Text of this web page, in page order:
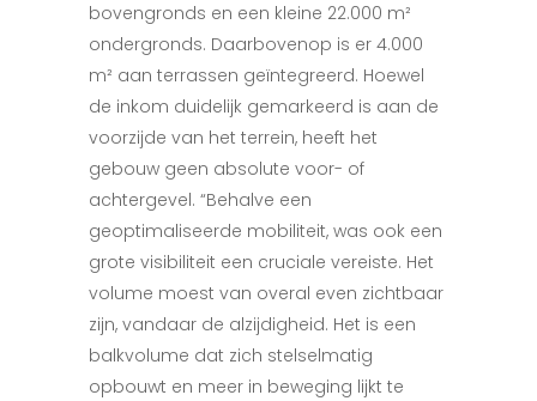
bovengronds en een kleine 22.000 m²
ondergronds. Daarbovenop is er 4.000
m² aan terrassen geïntegreerd. Hoewel
de inkom duidelijk gemarkeerd is aan de
voorzijde van het terrein, heeft het
gebouw geen absolute voor- of
achtergevel. “Behalve een
geoptimaliseerde mobiliteit, was ook een
grote visibiliteit een cruciale vereiste. Het
volume moest van overal even zichtbaar
zijn, vandaar de alzijdigheid. Het is een
balkvolume dat zich stelselmatig
opbouwt en meer in beweging lijkt te